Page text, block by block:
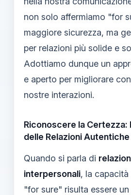
non solo affermiamo "for
maggiore sicurezza, ma
per relazioni più solide e
Adottiamo dunque un
e aperto per migliorare
nostre interazioni.
Riconoscere la Certezza:
delle Relazioni Autentiche
Quando si parla di
interpersonali, la
"for sure" risulta essere